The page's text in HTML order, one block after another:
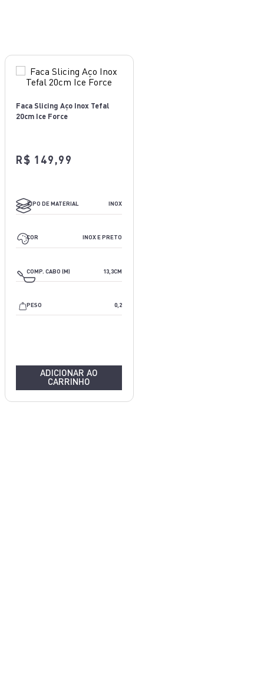
Faca Slicing Aço Inox Tefal
20cm Ice Force
R$ 149,99
TIPO DE MATERIAL INOX
COR INOX E PRETO
COMP. CABO (M) 13,3CM
PESO 0,2
ADICIONAR AO
CARRINHO